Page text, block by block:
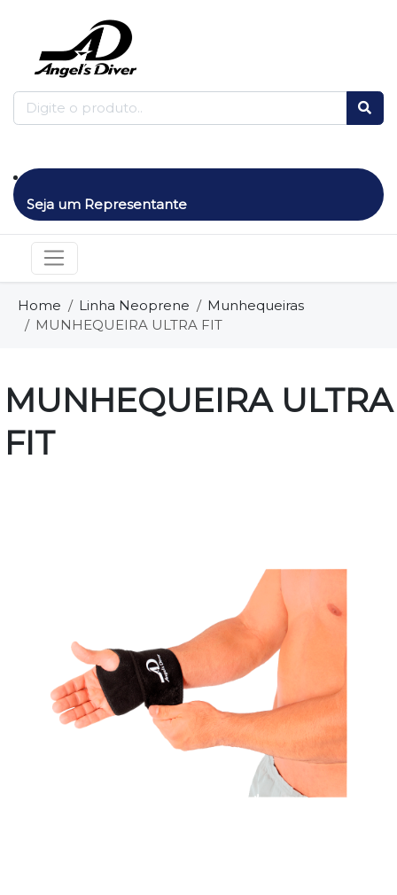
Seja um Representante
Home Linha Neoprene
Munhequeiras
MUNHEQUEIRA ULTRA FIT
MUNHEQUEIRA ULTRA
FIT